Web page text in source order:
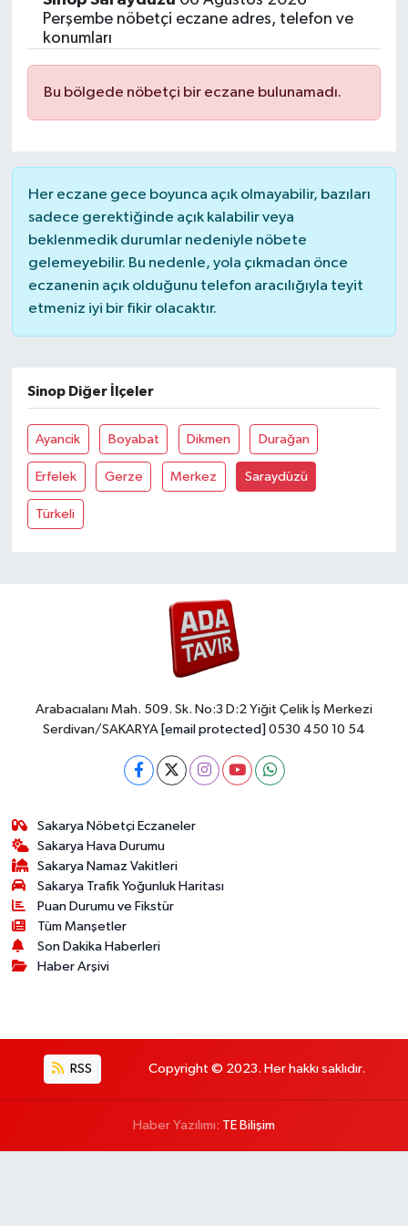
Perşembe nöbetçi eczane adres, telefon ve
konumları
Bu bölgede nöbetçi bir eczane bulunamadı.
Her eczane gece boyunca açık olmayabilir, bazıları
sadece gerektiğinde açık kalabilir veya
beklenmedik durumlar nedeniyle nöbete
gelemeyebilir. Bu nedenle, yola çıkmadan önce
eczanenin açık olduğunu telefon aracılığıyla teyit
etmeniz iyi bir fikir olacaktır.
Sinop Diğer İlçeler
Ayancik Boyabat Dikmen Durağan
Erfelek Gerze Merkez Saraydüzü
Türkeli
Arabacıalanı Mah. 509. Sk. No:3 D:2 Yiğit Çelik İş Merkezi
Serdivan/SAKARYA [email protected] 0530 450 10 54
Sakarya Nöbetçi Eczaneler
Sakarya Hava Durumu
Sakarya Namaz Vakitleri
Sakarya Trafik Yoğunluk Haritası
Puan Durumu ve Fikstür
Tüm Manşetler
Son Dakika Haberleri
Haber Arşivi
RSS Copyright © 2023. Her hakkı saklıdır.
Haber Yazılımı: TE Bilişim